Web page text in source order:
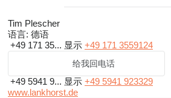
Tim Plescher
语言: 德语
+49 171 35... 显示 +49 171 3559124
给我回电话
+49 5941 9... 显示 +49 5941 923329
www.lankhorst.de